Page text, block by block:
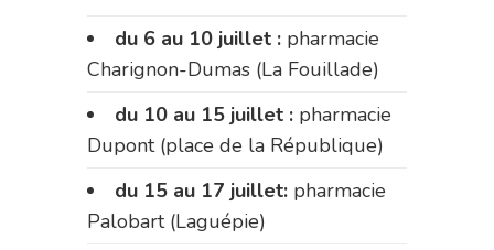
du 6 au 10 juillet : pharmacie
Charignon-Dumas (La Fouillade)
du 10 au 15 juillet : pharmacie
Dupont (place de la République)
du 15 au 17 juillet: pharmacie
Palobart (Laguépie)